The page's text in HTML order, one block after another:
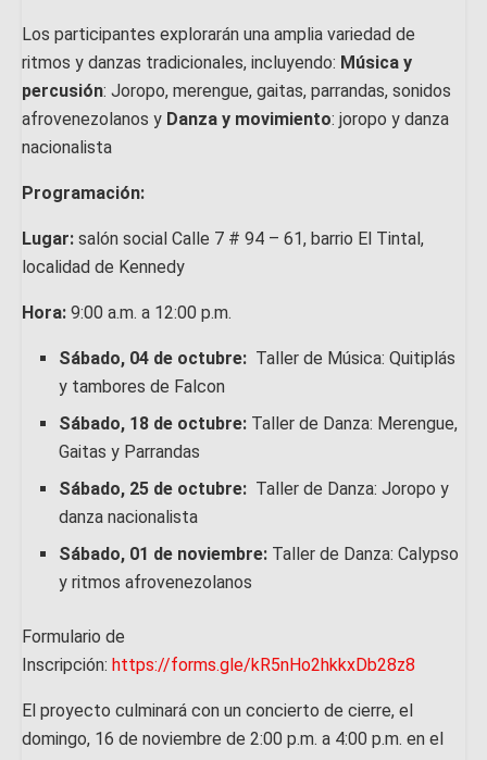
Los participantes explorarán una amplia variedad de
ritmos y danzas tradicionales, incluyendo: Música y
percusión: Joropo, merengue, gaitas, parrandas, sonidos
afrovenezolanos y Danza y movimiento: joropo y danza
nacionalista
Programación:
Lugar: salón social Calle 7 # 94 – 61, barrio El Tintal,
localidad de Kennedy
Hora: 9:00 a.m. a 12:00 p.m.
Sábado, 04 de octubre: Taller de Música: Quitiplás
y tambores de Falcon
Sábado, 18 de octubre: Taller de Danza: Merengue,
Gaitas y Parrandas
Sábado, 25 de octubre: Taller de Danza: Joropo y
danza nacionalista
Sábado, 01 de noviembre: Taller de Danza: Calypso
y ritmos afrovenezolanos
Formulario de
Inscripción: https://forms.gle/kR5nHo2hkkxDb28z8
El proyecto culminará con un concierto de cierre, el
domingo, 16 de noviembre de 2:00 p.m. a 4:00 p.m. en el